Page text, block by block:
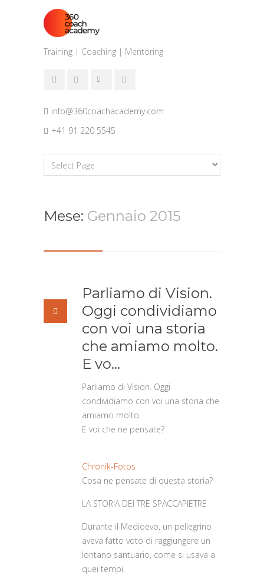
Training | Coaching | Mentoring
info@360coachacademy.com
+41 91 220 5545
Mese: Gennaio 2015
Parliamo di Vision.
Oggi condividiamo
con voi una storia
che amiamo molto.
E vo…
Parliamo di Vision. Oggi
condividiamo con voi una storia che
amiamo molto.
E voi che ne pensate?
Chronik-Fotos
Cosa ne pensate di questa storia?
LA STORIA DEI TRE SPACCAPIETRE
Durante il Medioevo, un pellegrino
aveva fatto voto di raggiungere un
lontano santuario, come si usava a
quei tempi.